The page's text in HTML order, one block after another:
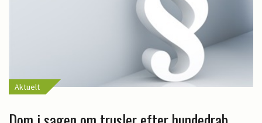
Aktuelt